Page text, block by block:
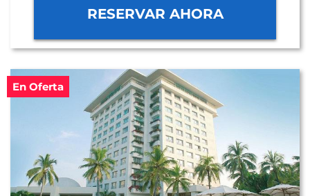
RESERVAR AHORA
En Oferta